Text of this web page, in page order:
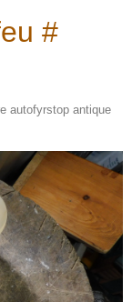
#
autofyrstop antique